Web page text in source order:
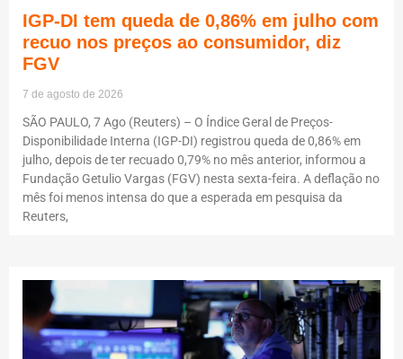
IGP-DI tem queda de 0,86% em julho com
recuo nos preços ao consumidor, diz
FGV
7 de agosto de 2026
SÃO PAULO, 7 Ago (Reuters) – O Índice Geral de Preços-
Disponibilidade Interna (IGP-DI) registrou queda de 0,86% em
julho, depois de ter recuado 0,79% no mês anterior, informou a
Fundação Getulio Vargas (FGV) nesta sexta-feira. A deflação no
mês foi menos intensa do que a esperada em pesquisa da
Reuters,